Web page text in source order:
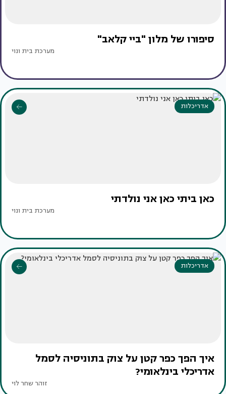
סיפורו של מלון "ביי קלאב"
מערכת בית ונוי
אדריכלות
כאן ביתי כאן אני נולדתי
מערכת בית ונוי
אדריכלות
איך הפך כפר קטן על צוק בתוניסיה לסמל
אדריכלי בינלאומי?
זוהר שחר לוי